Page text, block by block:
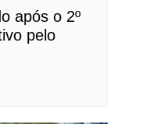
após o 2º
pelo